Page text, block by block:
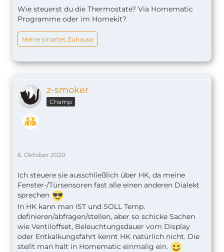
Wie steuerst du die Thermostate? Via Homematic
Programme oder im Homekit?
Meine smartes Zuhause
z-smoker
Champ
6. Oktober 2020
Ich steuere sie ausschließlich über HK, da meine
Fenster-/Türsensoren fast alle einen anderen Dialekt
sprechen
In HK kann man IST und SOLL Temp.
definieren/abfragen/stellen, aber so schicke Sachen
wie Ventiloffset, Beleuchtungsdauer vom Display
oder Entkalkungsfahrt kennt HK natürlich nicht. Die
stellt man halt in Homematic einmalig ein.